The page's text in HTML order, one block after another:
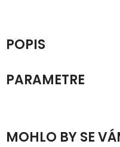
POPIS
PARAMETRE
MOHLO BY SE